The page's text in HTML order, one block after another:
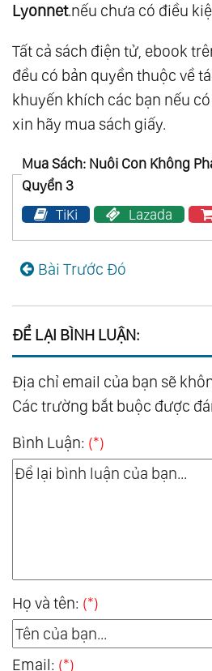
Lyonnet.nếu chưa có điều
Tất cả sách điện tử, ebook
đều có bản quyền thuộc về
khuyến khích các bạn nếu
xin hãy mua sách giấy.
Mua Sách: Nuôi Con Không
Quyển 3
TiKi
Lazada
Bài Trước Đó
ĐỂ LẠI BÌNH LUẬN:
Địa chỉ email của bạn sẽ
Các trường bắt buộc được
Bình Luận: (*)
Họ và tên: (*)
Email: (*)